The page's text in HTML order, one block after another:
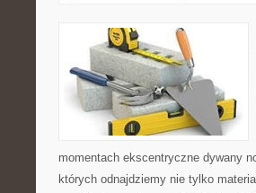
momentach ekscentryczne dywany
których odnajdziemy nie tylko